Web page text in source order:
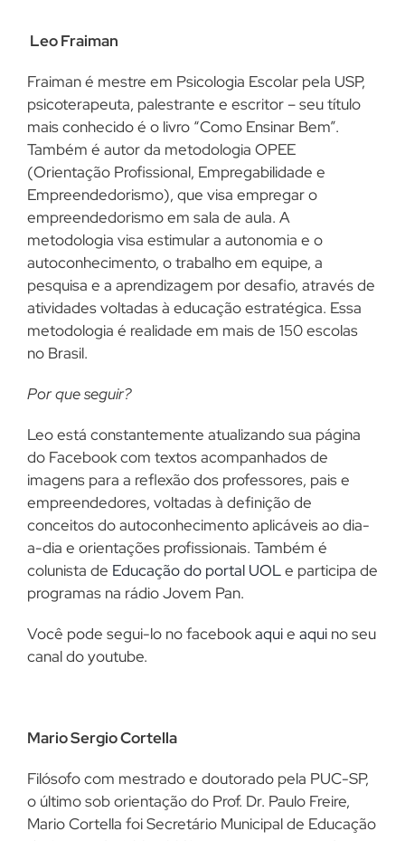
Leo Fraiman
Fraiman é mestre em Psicologia Escolar pela USP,
psicoterapeuta, palestrante e escritor – seu título
mais conhecido é o livro “Como Ensinar Bem”.
Também é autor da metodologia OPEE
(Orientação Profissional, Empregabilidade e
Empreendedorismo), que visa empregar o
empreendedorismo em sala de aula. A
metodologia visa estimular a autonomia e o
autoconhecimento, o trabalho em equipe, a
pesquisa e a aprendizagem por desafio, através de
atividades voltadas à educação estratégica. Essa
metodologia é realidade em mais de 150 escolas
no Brasil.
Por que seguir?
Leo está constantemente atualizando sua página
do Facebook com textos acompanhados de
imagens para a reflexão dos professores, pais e
empreendedores, voltadas à definição de
conceitos do autoconhecimento aplicáveis ao dia-
a-dia e orientações profissionais. Também é
colunista de Educação do portal UOLe participa de
programas na rádio Jovem Pan.
Você pode segui-lo no facebookaquie aqui no seu
canal do youtube.
Mario Sergio Cortella
Filósofo com mestrado e doutorado pela PUC-SP,
o último sob orientação do Prof. Dr. Paulo Freire,
Mario Cortella foi Secretário Municipal de Educação